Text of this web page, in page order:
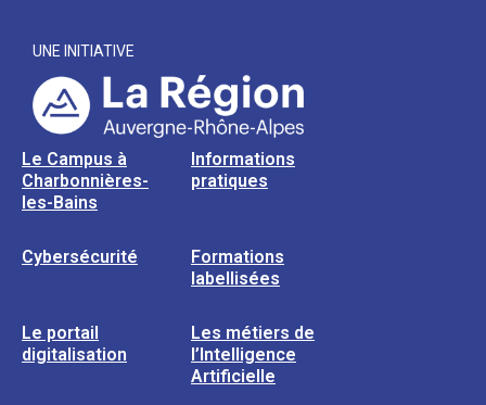
UNE INITIATIVE
Le Campus à
Charbonnières-
les-Bains
Informations
pratiques
Cybersécurité
Formations
labellisées
Le portail
digitalisation
Les métiers de
l’Intelligence
Artificielle